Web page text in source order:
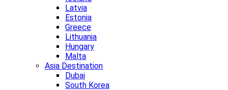
Latvia
Estonia
Greece
Lithuania
Hungary
Malta
Asia Destination
Dubai
South Korea